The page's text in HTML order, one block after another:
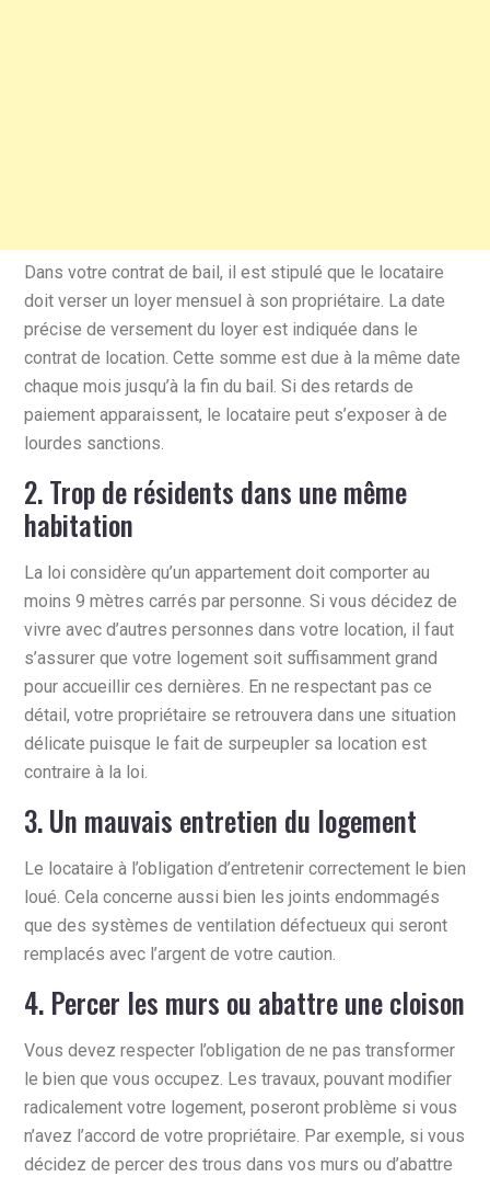
Dans votre contrat de bail, il est stipulé que le locataire
doit verser un loyer mensuel à son propriétaire. La date
précise de versement du loyer est indiquée dans le
contrat de location. Cette somme est due à la même date
chaque mois jusqu’à la fin du bail. Si des retards de
paiement apparaissent, le locataire peut s’exposer à de
lourdes sanctions.
2. Trop de résidents dans une même
habitation
La loi considère qu’un appartement doit comporter au
moins 9 mètres carrés par personne. Si vous décidez de
vivre avec d’autres personnes dans votre location, il faut
s’assurer que votre logement soit suffisamment grand
pour accueillir ces dernières. En ne respectant pas ce
détail, votre propriétaire se retrouvera dans une situation
délicate puisque le fait de surpeupler sa location est
contraire à la loi.
3. Un mauvais entretien du logement
Le locataire à l’obligation d’entretenir correctement le bien
loué. Cela concerne aussi bien les joints endommagés
que des systèmes de ventilation défectueux qui seront
remplacés avec l’argent de votre caution.
4. Percer les murs ou abattre une cloison
Vous devez respecter l’obligation de ne pas transformer
le bien que vous occupez. Les travaux, pouvant modifier
radicalement votre logement, poseront problème si vous
n’avez l’accord de votre propriétaire. Par exemple, si vous
décidez de percer des trous dans vos murs ou d’abattre